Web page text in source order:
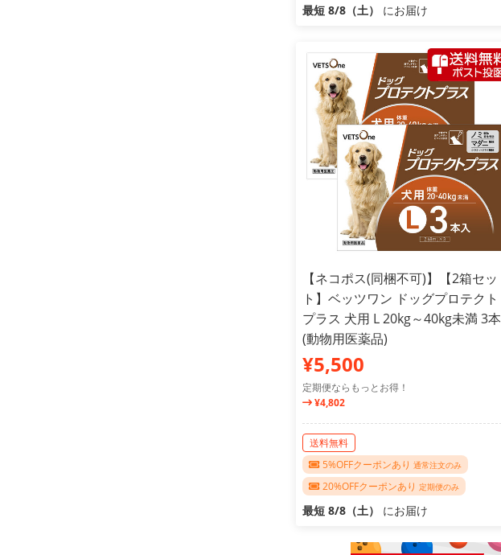
最短 8/8（土） にお届け
【ネコポス(同梱不可)】【2箱セッ
ト】ベッツワン ドッグプロテクト
プラス 犬用 L 20kg～40kg未満 3本
(動物用医薬品)
¥5,500
定期便ならもっとお得！
¥4,802
送料無料
5%OFFクーポンあり 通常注文のみ
20%OFFクーポンあり 定期便のみ
最短 8/8（土） にお届け